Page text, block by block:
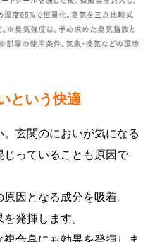
という快適
玄関のにおいが気になる
っていることも原因で
因となる成分を吸着。
発揮します。